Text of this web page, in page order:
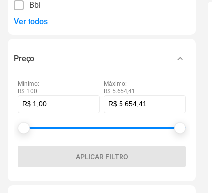
Bbi
Ver todos
Preço
Mínimo:
R$ 1,00
Máximo:
R$ 5.654,41
APLICAR FILTRO